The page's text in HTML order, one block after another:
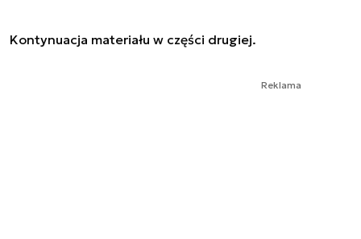
Kontynuacja materiału w części drugiej.
Reklama